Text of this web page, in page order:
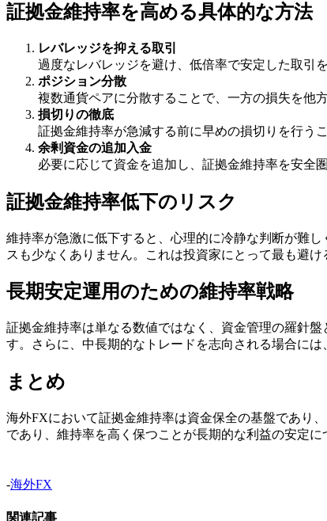
証拠金維持率を高める具体的な方法
レバレッジを抑える取引
過度なレバレッジを避け、低倍率で安定した取引
ポジション分散
複数通貨ペアに分散することで、一方の損失を他
損切りの徹底
証拠金維持率が急減する前に早めの損切りを行う
余剰資金の追加入金
必要に応じて資金を追加し、証拠金維持率を安全
証拠金維持率低下のリスク
維持率が急激に低下すると、心理的に冷静な判断が難
スも少なくありません。これは投資家にとって最も避
長期安定運用のための維持率戦略
証拠金維持率は単なる数値ではなく、資金管理の羅針
す。さらに、中長期的なトレードを志向される場合に
まとめ
海外FXにおいて証拠金維持率は資金保全の基盤であり
であり、維持率を高く保つことが長期的な利益の安定に
-海外FX
関連記事